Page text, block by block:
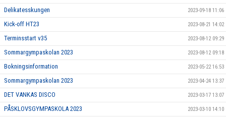
Delikatesskungen 2023-09-18 11:06
Kick-off HT23 2023-08-21 14:02
Terminsstart v35 2023-08-12 09:29
Sommargympaskolan 2023 2023-08-12 09:18
Bokningsinformation 2023-05-22 16:53
Sommargympaskolan 2023 2023-04-24 13:37
DET VANKAS DISCO 2023-03-17 13:07
PÅSKLOVSGYMPASKOLA 2023 2023-03-10 14:10